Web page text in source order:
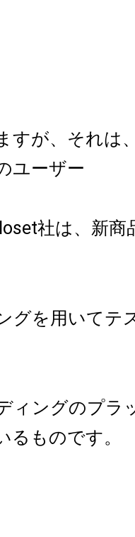
すが、それは
ユーザー
社は、新商
グを用いてテ
ィングのプラ
るものです。